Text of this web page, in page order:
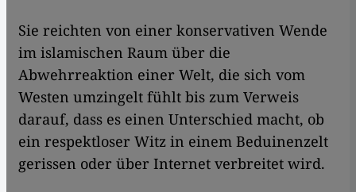
Sie reichten von einer konservativen Wende
im islamischen Raum über die
Abwehrreaktion einer Welt, die sich vom
Westen umzingelt fühlt bis zum Verweis
darauf, dass es einen Unterschied macht, ob
ein respektloser Witz in einem Beduinenzelt
gerissen oder über Internet verbreitet wird.